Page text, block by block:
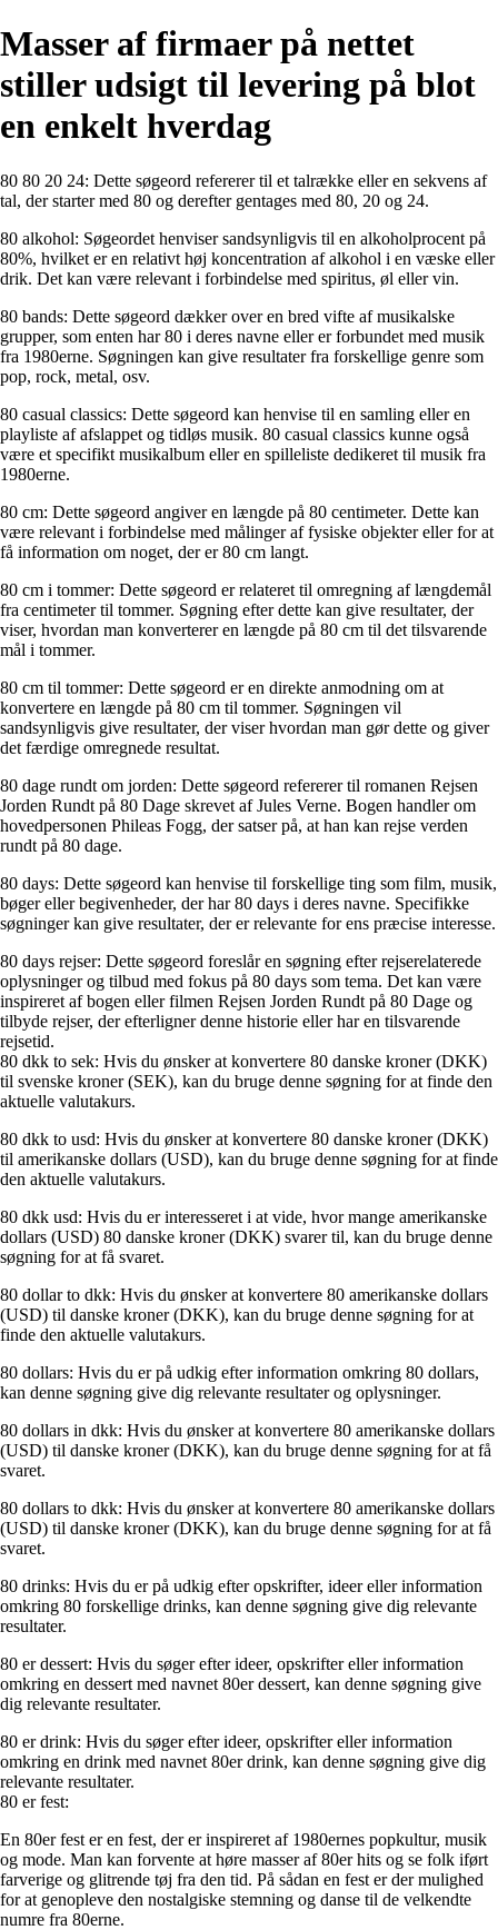
Masser af firmaer på nettet
stiller udsigt til levering på blot
en enkelt hverdag
80 80 20 24: Dette søgeord refererer til et talrække eller en sekvens af
tal, der starter med 80 og derefter gentages med 80, 20 og 24.
80 alkohol: Søgeordet henviser sandsynligvis til en alkoholprocent på
80%, hvilket er en relativt høj koncentration af alkohol i en væske eller
drik. Det kan være relevant i forbindelse med spiritus, øl eller vin.
80 bands: Dette søgeord dækker over en bred vifte af musikalske
grupper, som enten har 80 i deres navne eller er forbundet med musik
fra 1980erne. Søgningen kan give resultater fra forskellige genre som
pop, rock, metal, osv.
80 casual classics: Dette søgeord kan henvise til en samling eller en
playliste af afslappet og tidløs musik. 80 casual classics kunne også
være et specifikt musikalbum eller en spilleliste dedikeret til musik fra
1980erne.
80 cm: Dette søgeord angiver en længde på 80 centimeter. Dette kan
være relevant i forbindelse med målinger af fysiske objekter eller for at
få information om noget, der er 80 cm langt.
80 cm i tommer: Dette søgeord er relateret til omregning af længdemål
fra centimeter til tommer. Søgning efter dette kan give resultater, der
viser, hvordan man konverterer en længde på 80 cm til det tilsvarende
mål i tommer.
80 cm til tommer: Dette søgeord er en direkte anmodning om at
konvertere en længde på 80 cm til tommer. Søgningen vil
sandsynligvis give resultater, der viser hvordan man gør dette og giver
det færdige omregnede resultat.
80 dage rundt om jorden: Dette søgeord refererer til romanen Rejsen
Jorden Rundt på 80 Dage skrevet af Jules Verne. Bogen handler om
hovedpersonen Phileas Fogg, der satser på, at han kan rejse verden
rundt på 80 dage.
80 days: Dette søgeord kan henvise til forskellige ting som film, musik,
bøger eller begivenheder, der har 80 days i deres navne. Specifikke
søgninger kan give resultater, der er relevante for ens præcise interesse.
80 days rejser: Dette søgeord foreslår en søgning efter rejserelaterede
oplysninger og tilbud med fokus på 80 days som tema. Det kan være
inspireret af bogen eller filmen Rejsen Jorden Rundt på 80 Dage og
tilbyde rejser, der efterligner denne historie eller har en tilsvarende
rejsetid.
80 dkk to sek: Hvis du ønsker at konvertere 80 danske kroner (DKK)
til svenske kroner (SEK), kan du bruge denne søgning for at finde den
aktuelle valutakurs.
80 dkk to usd: Hvis du ønsker at konvertere 80 danske kroner (DKK)
til amerikanske dollars (USD), kan du bruge denne søgning for at finde
den aktuelle valutakurs.
80 dkk usd: Hvis du er interesseret i at vide, hvor mange amerikanske
dollars (USD) 80 danske kroner (DKK) svarer til, kan du bruge denne
søgning for at få svaret.
80 dollar to dkk: Hvis du ønsker at konvertere 80 amerikanske dollars
(USD) til danske kroner (DKK), kan du bruge denne søgning for at
finde den aktuelle valutakurs.
80 dollars: Hvis du er på udkig efter information omkring 80 dollars,
kan denne søgning give dig relevante resultater og oplysninger.
80 dollars in dkk: Hvis du ønsker at konvertere 80 amerikanske dollars
(USD) til danske kroner (DKK), kan du bruge denne søgning for at få
svaret.
80 dollars to dkk: Hvis du ønsker at konvertere 80 amerikanske dollars
(USD) til danske kroner (DKK), kan du bruge denne søgning for at få
svaret.
80 drinks: Hvis du er på udkig efter opskrifter, ideer eller information
omkring 80 forskellige drinks, kan denne søgning give dig relevante
resultater.
80 er dessert: Hvis du søger efter ideer, opskrifter eller information
omkring en dessert med navnet 80er dessert, kan denne søgning give
dig relevante resultater.
80 er drink: Hvis du søger efter ideer, opskrifter eller information
omkring en drink med navnet 80er drink, kan denne søgning give dig
relevante resultater.
80 er fest:
En 80er fest er en fest, der er inspireret af 1980ernes popkultur, musik
og mode. Man kan forvente at høre masser af 80er hits og se folk iført
farverige og glitrende tøj fra den tid. På sådan en fest er der mulighed
for at genopleve den nostalgiske stemning og danse til de velkendte
numre fra 80erne.